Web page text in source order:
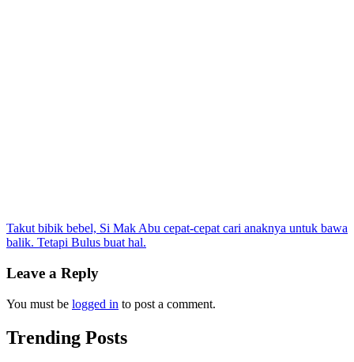
Post
navigation
Takut bibik bebel, Si Mak Abu cepat-cepat cari anaknya untuk bawa
balik. Tetapi Bulus buat hal.
Leave a Reply
You must be logged in to post a comment.
Trending Posts